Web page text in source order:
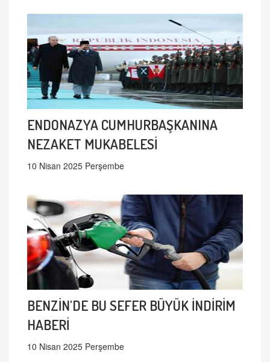
ENDONAZYA CUMHURBAŞKANINA
NEZAKET MUKABELESİ
10 Nisan 2025 Perşembe
BENZİN'DE BU SEFER BÜYÜK İNDİRİM
HABERİ
10 Nisan 2025 Perşembe